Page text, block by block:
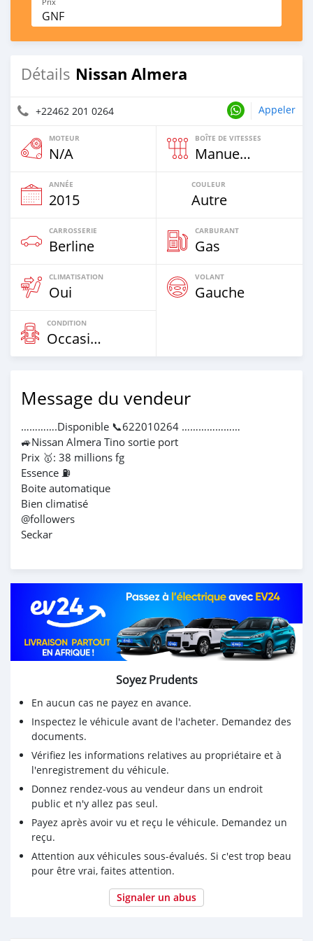
GNF
Détails Nissan Almera
+22462 201 0264 Appeler
MOTEUR
N/A
BOÎTE DE VITESSES
Manuelle
ANNÉE
2015
COULEUR
Autre
CARROSSERIE
Berline
CARBURANT
Gas
CLIMATISATION
Oui
VOLANT
Gauche
CONDITION
Occasion
Message du vendeur
………….Disponible 📞622010264 …………………
🚙Nissan Almera Tino sortie port
Prix 🥇: 38 millions fg
Essence ⛽️
Boite automatique
Bien climatisé
@followers
Seckar
Soyez Prudents
En aucun cas ne payez en avance.
Inspectez le véhicule avant de l'acheter. Demandez des
documents.
Vérifiez les informations relatives au propriétaire et à
l'enregistrement du véhicule.
Donnez rendez-vous au vendeur dans un endroit
public et n'y allez pas seul.
Payez après avoir vu et reçu le véhicule. Demandez un
reçu.
Attention aux véhicules sous-évalués. Si c'est trop beau
pour être vrai, faites attention.
Signaler un abus